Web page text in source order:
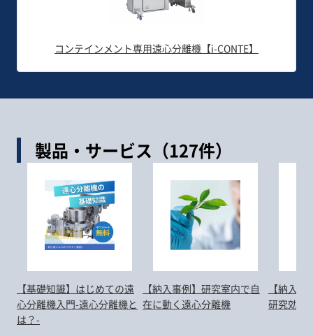
コンテインメント専用遠心分離機【i-CONTE】
製品・サービス（127件）
【基礎知識】はじめての遠
心分離機入門-遠心分離機と
は？-
【納入事例】研究室内で自
在に動く遠心分離機
【納入
研究効率